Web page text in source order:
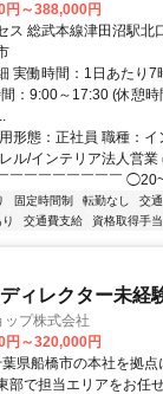
円～388,000円
ス 総武本線津田沼駅北
実働時間：1日あたり
：9:00～17:30 (休憩
形態：正社員 職種：イ
ル/インテリア法人営
￣￣￣￣￣￣￣￣
固定時間制 転勤なし 交
交通費支給 資格取得手
ィレクター未経
ップ株式会社
円～320,000円
部で担当エリアをお任